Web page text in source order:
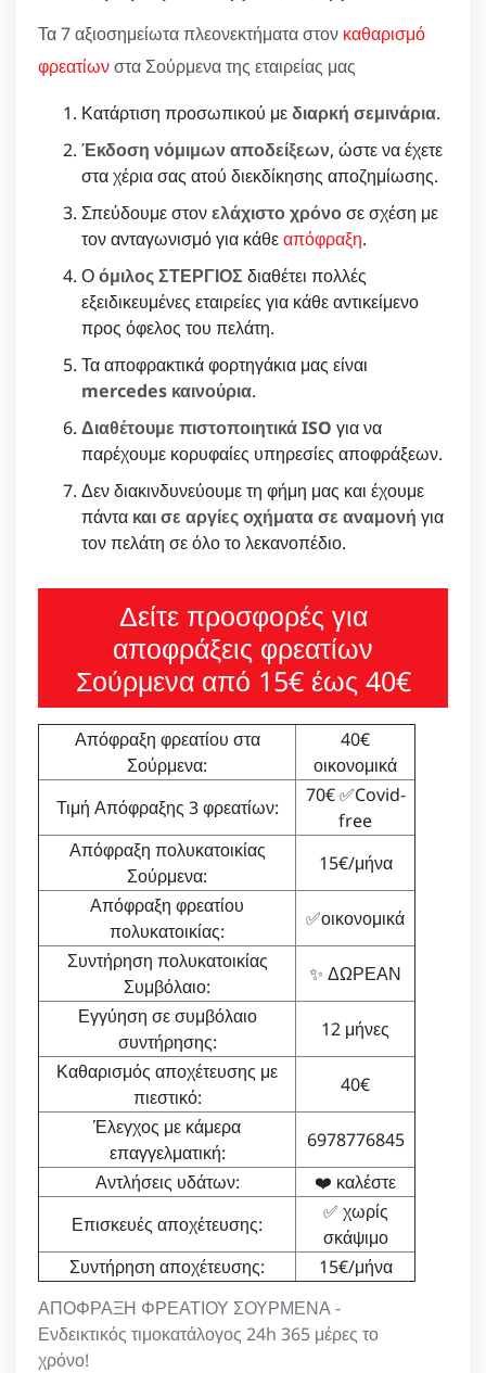
Τα 7 αξιοσημείωτα πλεονεκτήματα στον καθαρισμό
φρεατίωνστα Σούρμενα της εταιρείας μας
Κατάρτιση προσωπικού μεδιαρκή σεμινάρια.
Έκδοση νόμιμων αποδείξεων, ώστε να έχετε
στα χέρια σας ατού διεκδίκησης αποζημίωσης.
Σπεύδουμε στονελάχιστο χρόνοσε σχέση με
τον ανταγωνισμό για κάθεαπόφραξη.
Οόμιλος ΣΤΕΡΓΙΟΣ διαθέτει πολλές
εξειδικευμένες εταιρείες για κάθε αντικείμενο
προς όφελος του πελάτη.
Τα αποφρακτικά φορτηγάκια μας είναι
mercedes καινούρια.
Διαθέτουμε πιστοποιητικά ISO για να
παρέχουμε κορυφαίες υπηρεσίες αποφράξεων.
Δεν διακινδυνεύουμε τη φήμη μας και έχουμε
πάντα και σε αργίες οχήματα σε αναμονή για
τον πελάτη σε όλο το λεκανοπέδιο.
Δείτε προσφορές για
αποφράξεις φρεατίων
Σούρμενα από 15€ έως 40€
ΑΠΟΦΡΑΞΗ ΦΡΕΑΤΙΟΥ ΣΟΥΡΜΕΝΑ -
Ενδεικτικός τιμοκατάλογος 24h 365 μέρες το
χρόνο!
Απόφραξη φρεατίου στα
Σούρμενα:
40€
οικονομικά
Τιμή Απόφραξης 3 φρεατίων:
70€ ✅Covid-
free
Απόφραξη πολυκατοικίας
Σούρμενα:
15€/μήνα
Απόφραξη φρεατίου
πολυκατοικίας:
✅οικονομικά
Συντήρηση πολυκατοικίας
Συμβόλαιο:
✨ ΔΩΡΕΑΝ
Εγγύηση σε συμβόλαιο
συντήρησης:
12 μήνες
Καθαρισμός αποχέτευσης με
πιεστικό:
40€
Έλεγχος με κάμερα
επαγγελματική:
6978776845
Αντλήσεις υδάτων:
❤️ καλέστε
Επισκευές αποχέτευσης:
✅ χωρίς
σκάψιμο
Συντήρηση αποχέτευσης:
15€/μήνα